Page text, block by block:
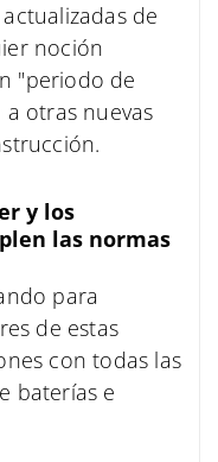
de
noción
"periodo de
otras nuevas
y los
las normas
para
de estas
con todas las
baterías e